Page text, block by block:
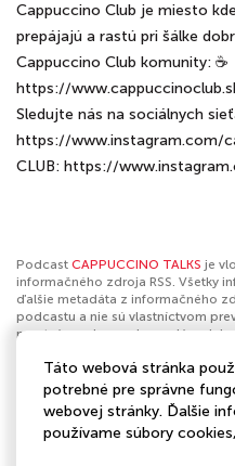
Cappuccino Club je miesto
prepájajú a rastú pri šálke
Cappuccino Club komunity: ☕️
https://
Sledujte nás na sociálnych
https://www.instagram.com/
CLUB: https://
Podcast CAPPUCCINO TALKS je
informačného zdroja RSS. Všetky
ďalšie metadáta z informačného
podcastu a nie sú vlastníctvom
nevytvára ani nezodpovedá za ich
nahlásiť obsah. Ak je toto tvoj
profilomklikni sem.
Autor:Cappuccino Coach
Táto webová stránka
potrebné pre správne
webovej stránky. Ďalšie
používame súbory